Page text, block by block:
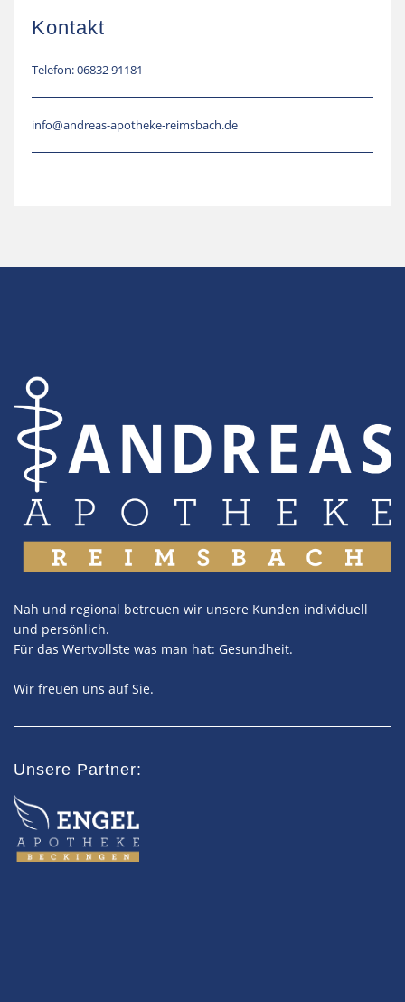
Kontakt
Telefon: 06832 91181
info@andreas-apotheke-reimsbach.de
Nah und regional betreuen wir unsere Kunden individuell
und persönlich.
Für das Wertvollste was man hat: Gesundheit.
Wir freuen uns auf Sie.
Unsere Partner: